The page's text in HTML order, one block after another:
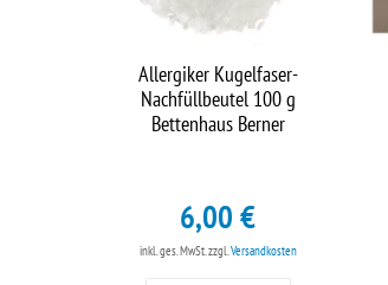
Allergiker Kugelfaser-
Nachfüllbeutel 100 g
Bettenhaus Berner
6,00 €
inkl. ges. MwSt.zzgl.Versandkosten